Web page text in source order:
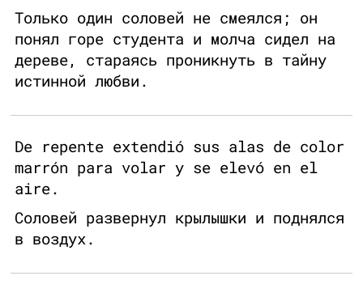
Только один соловей не смеялся; он
понял горе студента и молча сидел на
дереве, стараясь проникнуть в тайну
истинной любви.
De repente extendió sus alas de color
marrón para volar y se elevó en el
aire.
Соловей развернул крылышки и поднялся
в воздух.